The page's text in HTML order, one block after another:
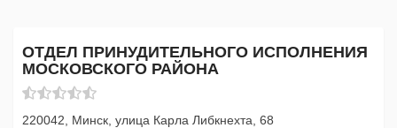
ОТДЕЛ ПРИНУДИТЕЛЬНОГО ИСПОЛНЕНИЯ
МОСКОВСКОГО РАЙОНА
220042, Минск, улица Карла Либкнехта, 68